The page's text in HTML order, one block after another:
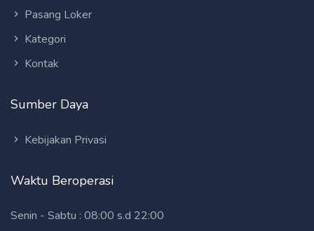
Pasang Loker
Kategori
Kontak
Sumber Daya
Kebijakan Privasi
Waktu Beroperasi
Senin - Sabtu : 08:00 s.d 22:00